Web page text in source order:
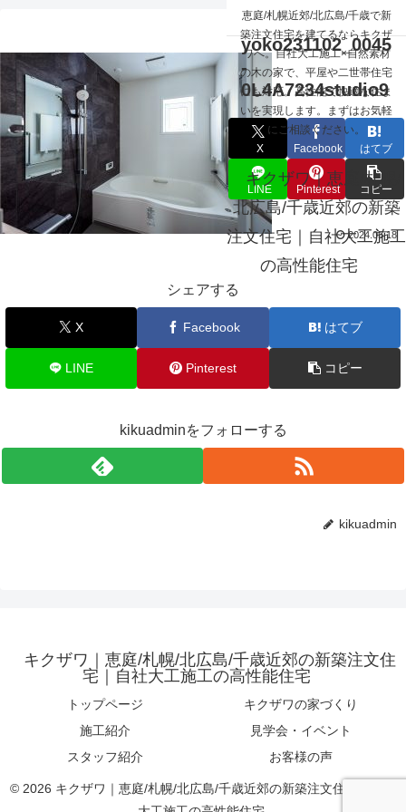
恵庭/札幌近郊/北広島/千歳で新
築注文住宅を建てるならキクザ
ワへ。自社大工施工×自然素材
の木の家で、平屋や二世帯住宅
にも対応。高性能で快適な住ま
いを実現します。まずはお気軽
にご相談ください。
キクザワ｜恵庭/札幌/
北広島/千歳近郊の新築
注文住宅｜自社大工施工
の高性能住宅
☰
s-
yoko231102_0045
-
0L4A7234studio9
X Facebook はてブ
LINE Pinterest コピー
2024.05.18
シェアする
X Facebook はてブ
LINE Pinterest コピー
kikuadminをフォローする
kikuadmin
キクザワ｜恵庭/札幌/北広島/千歳近郊の新築注文住
宅｜自社大工施工の高性能住宅
トップページ
キクザワの家づくり
施工紹介
見学会・イベント
スタッフ紹介
お客様の声
© 2026 キクザワ｜恵庭/札幌/北広島/千歳近郊の新築注文住宅｜自社